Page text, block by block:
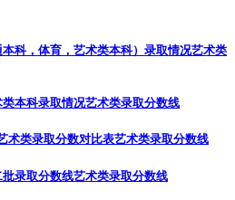
科，体育，艺术类本科）录取情况艺术类
本科录取情况艺术类录取分数线
术类录取分数对比表艺术类录取分数线
录取分数线艺术类录取分数线